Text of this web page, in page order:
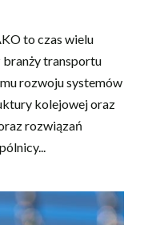
to czas wielu
transportu
rozwoju systemów
kolejowej oraz
rozwiązań